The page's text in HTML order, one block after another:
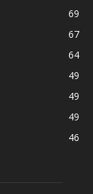
69
67
64
49
49
49
46